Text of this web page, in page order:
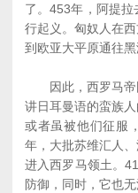
了。453年，阿提
行起义。匈奴人在
到欧亚大平原通往黑
因此，西罗马帝
讲日耳曼语的蛮族
或者虽被他们征服
年，大批苏维汇人
进入西罗马领土。
防御，同时，它也